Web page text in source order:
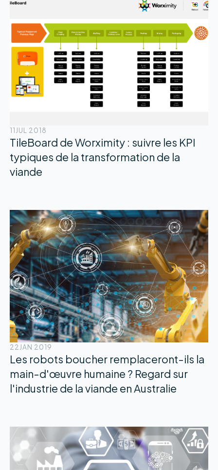
11 JUL 2018
TileBoard de Worximity : suivre les KPI
typiques de la transformation de la
viande
22 JAN 2019
Les robots boucher remplaceront-ils la
main-d'œuvre humaine ? Regard sur
l'industrie de la viande en Australie